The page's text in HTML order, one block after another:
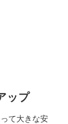
ップ
て大きな安